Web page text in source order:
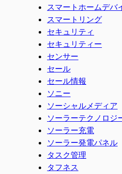
スマートホームデバ
スマートリング
セキュリティ
セキュリティー
センサー
セール
セール情報
ソニー
ソーシャルメディア
ソーラーテクノロジ
ソーラー充電
ソーラー発電パネル
タスク管理
タフネス